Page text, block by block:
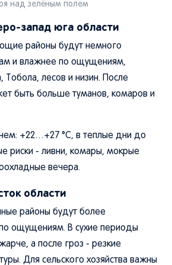
над зелёным полем
запад юга области
районы будут немного
и влажнее по ощущениям,
лесов и низин. После
быть больше туманов, комаров и
+22…+27 °C, в теплые дни до
риски - ливни, комары, мокрые
вечера.
области
районы будут более
ощущениям. В сухие периоды
а после гроз - резкие
Для сельского хозяйства важны